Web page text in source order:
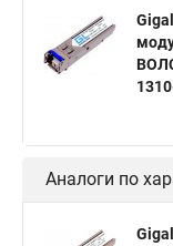
Аналоги по